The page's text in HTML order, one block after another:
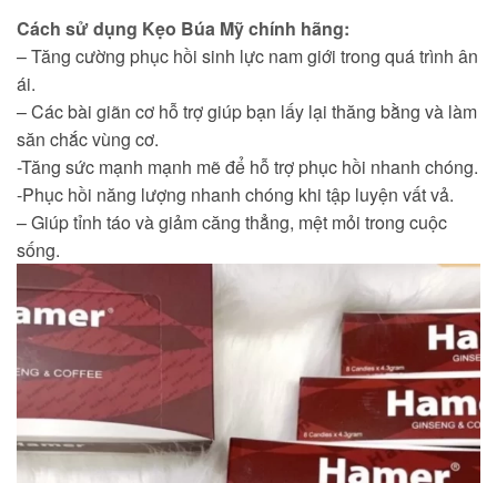
Cách sử dụng Kẹo Búa Mỹ chính hãng:
– Tăng cường phục hồi sinh lực nam giới trong quá trình ân
ái.
– Các bài giãn cơ hỗ trợ giúp bạn lấy lại thăng bằng và làm
săn chắc vùng cơ.
-Tăng sức mạnh mạnh mẽ để hỗ trợ phục hồi nhanh chóng.
-Phục hồi năng lượng nhanh chóng khi tập luyện vất vả.
– Giúp tỉnh táo và giảm căng thẳng, mệt mỏi trong cuộc
sống.